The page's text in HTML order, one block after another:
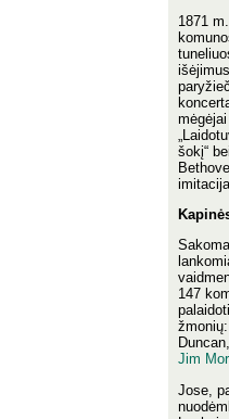
1871
šokį“
147
žmonių:
Duncan,
Jim
Jose,